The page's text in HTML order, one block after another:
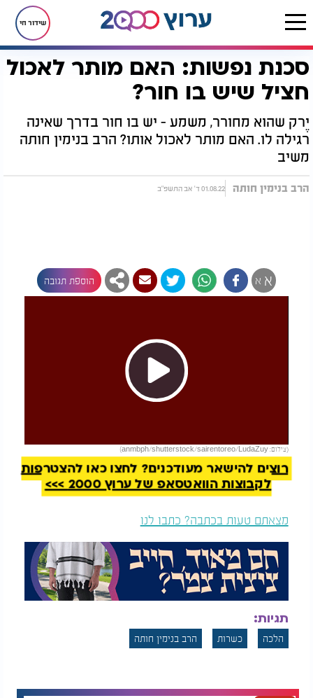
שידור חי
דף הבית יהדות מענה ההלכה העולמי הלכות כשרות סכנת נפשות: האם מותר לאכול חציל שיש בו חור?
סכנת נפשות: האם מותר לאכול
חציל שיש בו חור?
יֶרק שהוא מחורר, משמע - יש בו חור בדרך שאינה
רגילה לו. האם מותר לאכול אותו? הרב בנימין חותה
משיב
הרב בנימין חותה 01.08.22 ד' אב התשפ"ב
א א הוספת תגובה
Play
Video
(צילום: anmbph/shutterstock/sairentoreo/LudaZuy)
רוצים להישאר מעודכנים? לחצו כאן להצטרפות
לקבוצות הוואטסאפ של ערוץ 2000 >>>
מצאתם טעות בכתבה? כתבו לנו
תגיות:
הלכה כשרות הרב בנימין חותה